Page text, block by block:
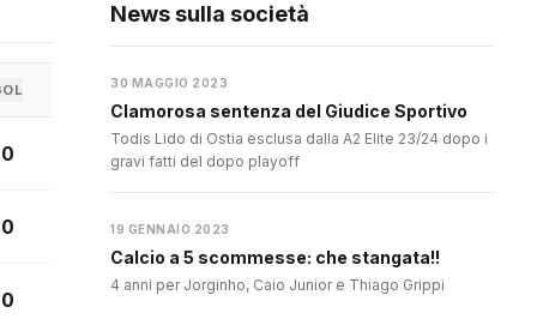
0
0
0
News sulla società
30 MAGGIO 2023
Clamorosa sentenza del Giudice Sportivo
Todis Lido di Ostia esclusa dalla A2 Elite 23/24 dopo i
gravi fatti del dopo playoff
19 GENNAIO 2023
Calcio a 5 scommesse: che stangata!!
4 anni per Jorginho, Caio Junior e Thiago Grippi